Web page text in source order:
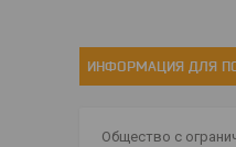
ИНФОРМАЦИЯ ДЛЯ
Общество с